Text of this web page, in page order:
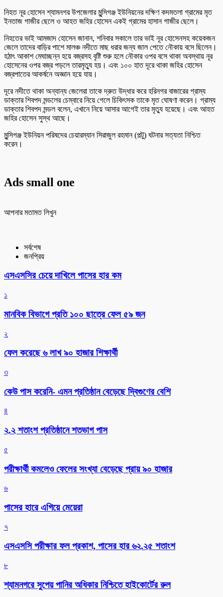
নিহত নূর হোসেন শ্যামনগর উপজেলার মুন্সিগঞ্জ ইউনিয়নের দক্ষিণ কদমতলা গ্রামের মৃত
ইনতাজ গাজীর ছেলে ও আহত জহির হোসেন একই গ্রামের হাসান গাজীর ছেলে।
নিহতের ভাই আমজাদ হোসেন জানান, শনিবার সকালে তার ভাই নূর হোসেনসহ কয়েকজন
জেলে তাদের বাড়ির পাশে মালঞ্চ নদীতে মাছ ধরার জন্য জাল পেতে নৌকায় বসে ছিলেন।
হঠাৎ আকাশ মেঘাচ্ছন্ন হয়ে বজ্রসহ বৃষ্টি শুরু হলে নৌকার ওপর বসে থাকা অবস্থায় নূর
হোসেনের ওপর বজ্র পড়লে তারমৃত্যু হয়। এবং ১০০ হাত দূরে থাকা জহির হোসেন
বজ্রপাতের আকর্ষনে অজ্ঞান হয়ে যায়।
দূরে নদীতে থাকা অন্যান্য জেলেরা তাকে দ্রুত উদ্ধার করে হরিনগর বাজারের গ্রাম্য
ডাক্তার শিবপদ মন্ডলের চেম্বারে নিয়ে গেলে চিকিৎসক তাকে মৃত ঘোষণা করেন। গ্রাম্য
ডাক্তার শিবপদ মন্ডল বলেন, এখানে নিয়ে আসার আগেই তার মৃত্যু হয়েছে। এবং আহত
জহির হোসেন সুস্থ আছে।
মুন্সিগঞ্জ ইউনিয়ন পরিষদের চেয়ারম্যান সিরাজুল রহমান (পল্টু) ঘটনার সত্যতা নিশ্চিত
করেন।
Ads small one
আপনার মতামত লিখুন
সর্বশেষ
জনপ্রিয়
এসএসসির চেয়ে দাখিলে পাসের হার কম
১
মানবিক বিভাগে প্রতি ১০০ ছাত্রে ফেল ৫৯ জন
২
ফেল করেছে ৬ লাখ ৯০ হাজার শিক্ষার্থী
৩
কেউ পাস করেনি- এমন প্রতিষ্ঠান বেড়েছে দ্বিগুণের বেশি
৪
২.২ শতাংশ প্রতিষ্ঠানে শতভাগ পাস
৫
পরীক্ষার্থী কমলেও ফেলের সংখ্যা বেড়েছে প্রায় ৯০ হাজার
৬
পাসের হারে এগিয়ে মেয়েরা
৭
এসএসসি পরীক্ষার ফল প্রকাশ, পাসের হার ৬২.২৫ শতাংশ
৮
শ্যামনগরে সুপেয় পানির অধিকার নিশ্চিতে হাইকোর্টের রুল